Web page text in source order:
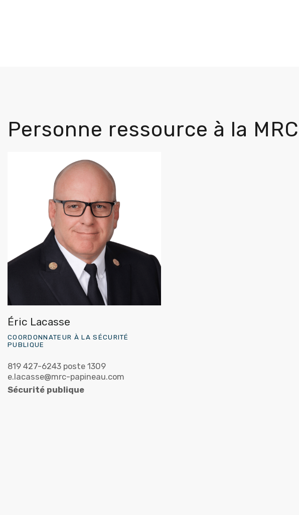
Personne ressource à la MRC
Éric Lacasse
COORDONNATEUR À LA SÉCURITÉ
PUBLIQUE
819 427-6243 poste 1309
e.lacasse@mrc-papineau.com
Sécurité publique